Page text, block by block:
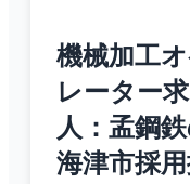
機械加工
レーター求
人：孟鋼
海津市採